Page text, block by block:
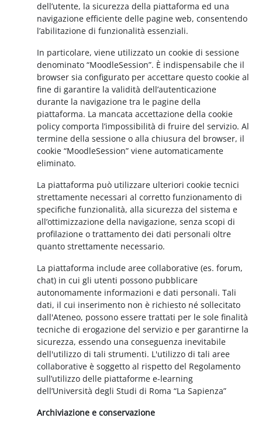
dell’utente, la sicurezza della piattaforma ed una
navigazione efficiente delle pagine web, consentendo
l’abilitazione di funzionalità essenziali.
In particolare, viene utilizzato un cookie di sessione
denominato “MoodleSession”. È indispensabile che il
browser sia configurato per accettare questo cookie al
fine di garantire la validità dell’autenticazione
durante la navigazione tra le pagine della
piattaforma. La mancata accettazione della cookie
policy comporta l’impossibilità di fruire del servizio. Al
termine della sessione o alla chiusura del browser, il
cookie “MoodleSession” viene automaticamente
eliminato.
La piattaforma può utilizzare ulteriori cookie tecnici
strettamente necessari al corretto funzionamento di
specifiche funzionalità, alla sicurezza del sistema e
all’ottimizzazione della navigazione, senza scopi di
profilazione o trattamento dei dati personali oltre
quanto strettamente necessario.
La piattaforma include aree collaborative (es. forum,
chat) in cui gli utenti possono pubblicare
autonomamente informazioni e dati personali. Tali
dati, il cui inserimento non è richiesto né sollecitato
dall'Ateneo, possono essere trattati per le sole finalità
tecniche di erogazione del servizio e per garantirne la
sicurezza, essendo una conseguenza inevitabile
dell'utilizzo di tali strumenti. L'utilizzo di tali aree
collaborative è soggetto al rispetto del Regolamento
sull’utilizzo delle piattaforme e-learning
dell’Università degli Studi di Roma “La Sapienza”
Archiviazione e conservazione